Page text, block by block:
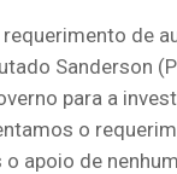
de
Sanderson
para a
o
apoio de